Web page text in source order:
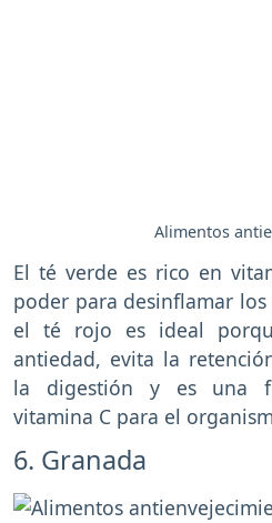
Alimentos
El té verde es rico en
poder para desinflamar
el té rojo es ideal
antiedad, evita la
la digestión y es una
vitamina C para el
6. Granada